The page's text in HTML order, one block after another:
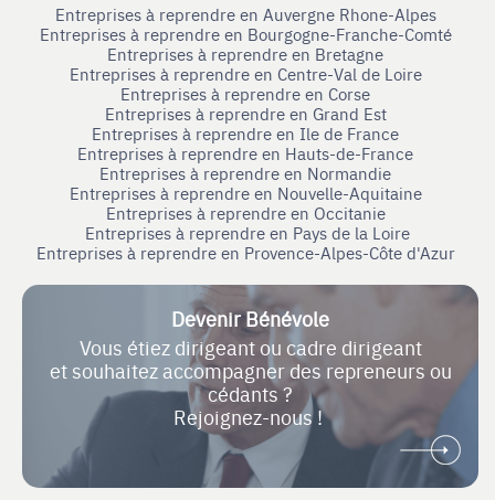
Entreprises à reprendre en Auvergne Rhone-Alpes
Entreprises à reprendre en Bourgogne-Franche-Comté
Entreprises à reprendre en Bretagne
Entreprises à reprendre en Centre-Val de Loire
Entreprises à reprendre en Corse
Entreprises à reprendre en Grand Est
Entreprises à reprendre en Ile de France
Entreprises à reprendre en Hauts-de-France
Entreprises à reprendre en Normandie
Entreprises à reprendre en Nouvelle-Aquitaine
Entreprises à reprendre en Occitanie
Entreprises à reprendre en Pays de la Loire
Entreprises à reprendre en Provence-Alpes-Côte d'Azur
Devenir Bénévole
Vous étiez dirigeant ou cadre dirigeant
et souhaitez accompagner des repreneurs ou
cédants ?
Rejoignez-nous !